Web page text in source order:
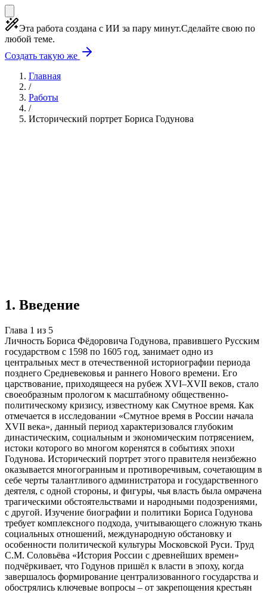
Эта работа создана с ИИ за пару минут.Сделайте свою по
любой теме.
Создать такую же
Главная
/
Работы
/
Исторический портрет Бориса Годунова
1. Введение
Глава 1 из 5
Личность Бориса Фёдоровича Годунова, правившего Русским
государством с 1598 по 1605 год, занимает одно из
центральных мест в отечественной историографии периода
позднего Средневековья и раннего Нового времени. Его
царствование, приходящееся на рубеж XVI–XVII веков, стало
своеобразным прологом к масштабному общественно-
политическому кризису, известному как Смутное время. Как
отмечается в исследовании «Смутное время в России начала
XVII века», данный период характеризовался глубоким
династическим, социальным и экономическим потрясением,
истоки которого во многом коренятся в событиях эпохи
Годунова. Исторический портрет этого правителя неизбежно
оказывается многогранным и противоречивым, сочетающим в
себе черты талантливого администратора и государственного
деятеля, с одной стороны, и фигуры, чья власть была омрачена
трагическими обстоятельствами и народными подозрениями,
с другой. Изучение биографии и политики Бориса Годунова
требует комплексного подхода, учитывающего сложную ткань
социальных отношений, международную обстановку и
особенности политической культуры Московской Руси. Труд
С.М. Соловьёва «История России с древнейших времен»
подчёркивает, что Годунов пришёл к власти в эпоху, когда
завершалось формирование централизованного государства и
обострялись ключевые вопросы – от закрепощения крестьян